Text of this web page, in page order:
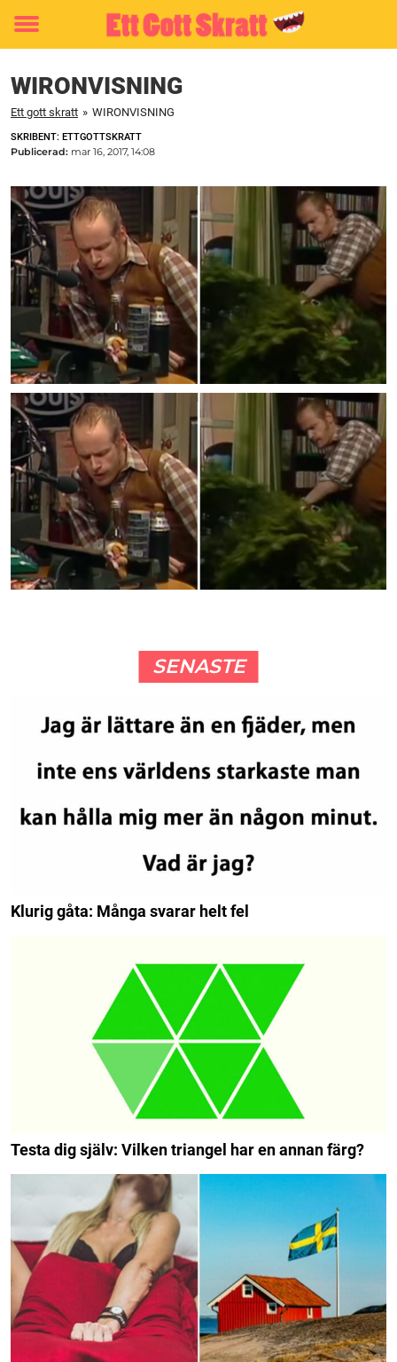
Toggle
WIRONVISNING
Ett gott skratt » WIRONVISNING
SKRIBENT: ETTGOTTSKRATT
Publicerad: mar 16, 2017, 14:08
SENASTE
Klurig gåta: Många svarar helt fel
Testa dig själv: Vilken triangel har en annan färg?